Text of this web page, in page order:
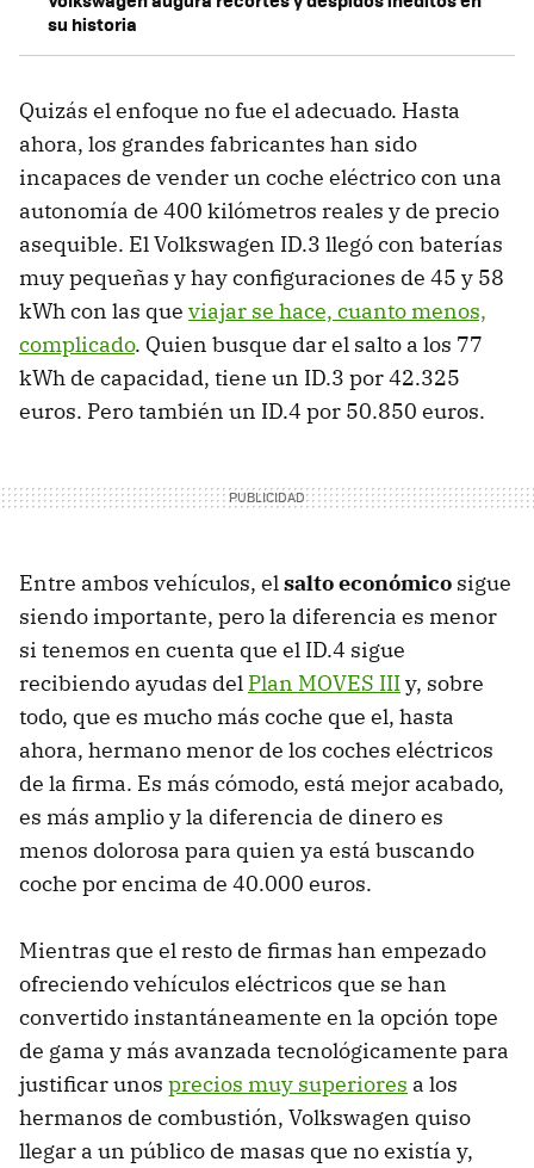
su historia
Quizás el enfoque no fue el adecuado. Hasta
ahora, los grandes fabricantes han sido
incapaces de vender un coche eléctrico con una
autonomía de 400 kilómetros reales y de precio
asequible. El Volkswagen ID.3 llegó con baterías
muy pequeñas y hay configuraciones de 45 y 58
kWh con las que viajar se hace, cuanto menos,
complicado. Quien busque dar el salto a los 77
kWh de capacidad, tiene un ID.3 por 42.325
euros. Pero también un ID.4 por 50.850 euros.
Entre ambos vehículos, elsalto económico sigue
siendo importante, pero la diferencia es menor
si tenemos en cuenta que el ID.4 sigue
recibiendo ayudas del Plan MOVES IIIy, sobre
todo, que es mucho más coche que el, hasta
ahora, hermano menor de los coches eléctricos
de la firma. Es más cómodo, está mejor acabado,
es más amplio y la diferencia de dinero es
menos dolorosa para quien ya está buscando
coche por encima de 40.000 euros.
Mientras que el resto de firmas han empezado
ofreciendo vehículos eléctricos que se han
convertido instantáneamente en la opción tope
de gama y más avanzada tecnológicamente para
justificar unos precios muy superiores a los
hermanos de combustión, Volkswagen quiso
llegar a un público de masas que no existía y,